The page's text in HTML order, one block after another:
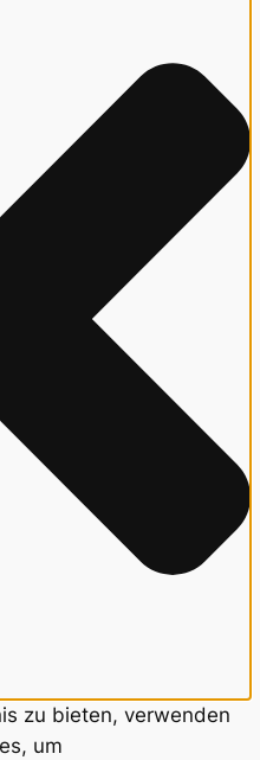
zu bieten, verwenden
um